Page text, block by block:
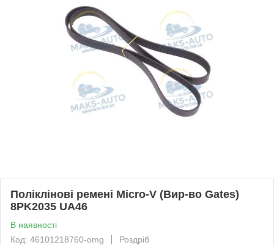
Поліклінові ремені Micro-V (Вир-во Gates)
8PK2035 UA46
В наявності
Код: 46101218760-omg
Роздріб